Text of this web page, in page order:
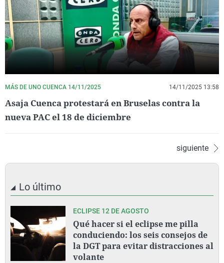
MÁS DE UNO CUENCA 14/11/2025 14/11/2025 13:58
Asaja Cuenca protestará en Bruselas contra la
nueva PAC el 18 de diciembre
siguiente
Lo último
ECLIPSE 12 DE AGOSTO
Qué hacer si el eclipse me pilla
conduciendo: los seis consejos de
la DGT para evitar distracciones al
volante